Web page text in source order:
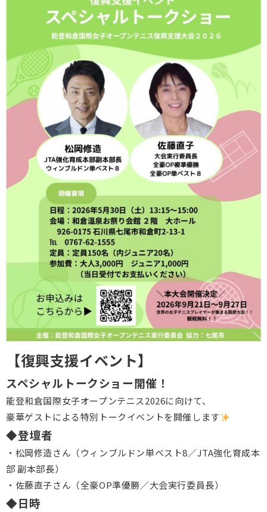
【復興支援イベント】
スペシャルトークショー開催！
能登和倉国際女子オープンテニス2026に向けて、
豪華ゲストによる特別トークイベントを開催します
◆登壇者
・松岡修造さん（ウィンブルドン単ベスト8／JTA強化育成本
部 副本部長）
・佐藤直子さん（全豪OP準優勝／大会実行委員長）
◆日時